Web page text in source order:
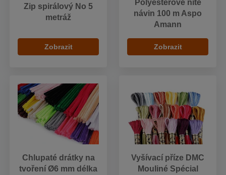
Zip spirálový No 5
metráž
Zobrazit
Polyesterové nitě
návin 100 m Aspo
Amann
Zobrazit
Chlupaté drátky na
tvoření Ø6 mm délka
Vyšívací příze DMC
Mouliné Spécial